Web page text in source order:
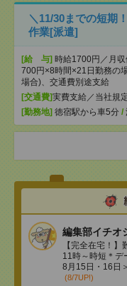
＼11/30までの短期
作業[派遣]
[給 与] 時給1700円／月収
700円×8時間×21日勤務の
場合)、交通費別途支給
[交通費]実費支給／当社規
[勤務地] 徳宿駅から車5分 /
編集部イチオ
【完全在宅！
11時～時短＊デ
8月15日・16日
(8/7UP!)